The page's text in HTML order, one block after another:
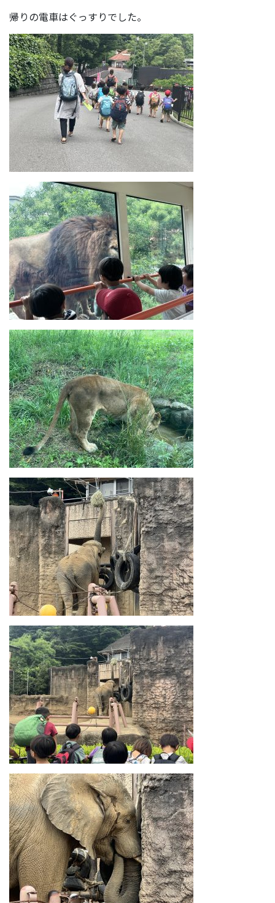
帰りの電車はぐっすりでした。